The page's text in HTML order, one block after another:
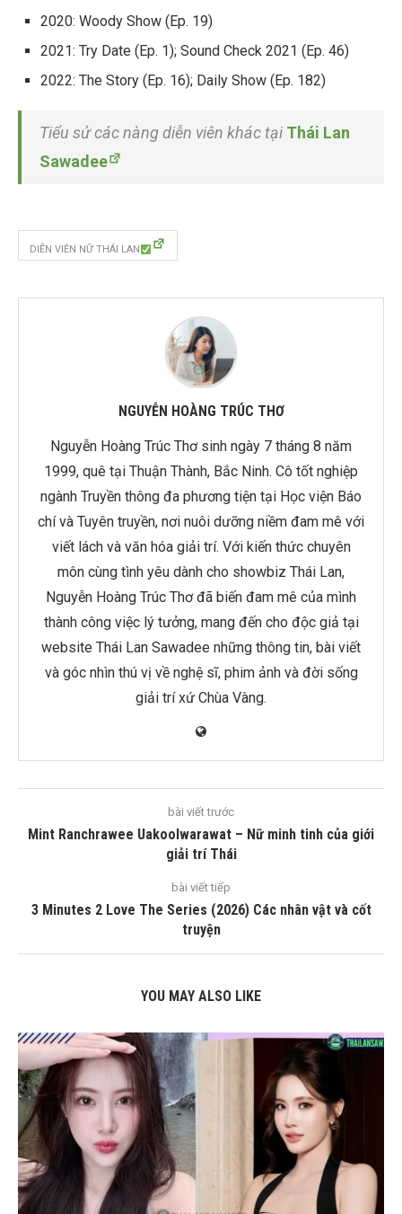
2020: Woody Show (Ep. 19)
2021: Try Date (Ep. 1); Sound Check 2021 (Ep. 46)
2022: The Story (Ep. 16); Daily Show (Ep. 182)
Tiểu sử các nàng diễn viên khác tại Thái Lan
Sawadee
DIỄN VIÊN NỮ THÁI LAN
NGUYỄN HOÀNG TRÚC THƠ
Nguyễn Hoàng Trúc Thơ sinh ngày 7 tháng 8 năm
1999, quê tại Thuận Thành, Bắc Ninh. Cô tốt nghiệp
ngành Truyền thông đa phương tiện tại Học viện Báo
chí và Tuyên truyền, nơi nuôi dưỡng niềm đam mê với
viết lách và văn hóa giải trí. Với kiến thức chuyên
môn cùng tình yêu dành cho showbiz Thái Lan,
Nguyễn Hoàng Trúc Thơ đã biến đam mê của mình
thành công việc lý tưởng, mang đến cho độc giả tại
website Thái Lan Sawadee những thông tin, bài viết
và góc nhìn thú vị về nghệ sĩ, phim ảnh và đời sống
giải trí xứ Chùa Vàng.
bài viết trước
Mint Ranchrawee Uakoolwarawat – Nữ minh tinh của giới
giải trí Thái
bài viết tiếp
3 Minutes 2 Love The Series (2026) Các nhân vật và cốt
truyện
YOU MAY ALSO LIKE